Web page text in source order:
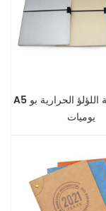
A5 حالة ملزمة اللؤلؤ الحرارية بو
يوميات